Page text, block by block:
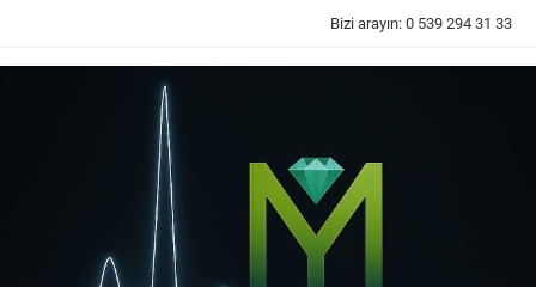
Bizi arayın: 0 539 294 31 33